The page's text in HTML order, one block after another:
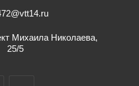
Михаила Николаева,
25/5